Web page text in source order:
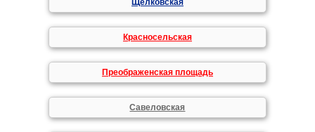
Щелковская
Красносельская
Преображенская площадь
Савеловская